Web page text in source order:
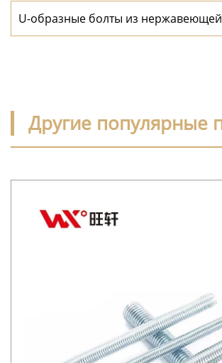
U-образные болты из нержавеющей
защитные ограждения для
Другие популярные